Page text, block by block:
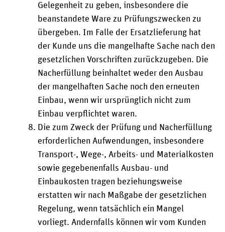
Gelegenheit zu geben, insbesondere die
beanstandete Ware zu Prüfungszwecken zu
übergeben. Im Falle der Ersatzlieferung hat
der Kunde uns die mangelhafte Sache nach den
gesetzlichen Vorschriften zurückzugeben. Die
Nacherfüllung beinhaltet weder den Ausbau
der mangelhaften Sache noch den erneuten
Einbau, wenn wir ursprünglich nicht zum
Einbau verpflichtet waren.
Die zum Zweck der Prüfung und Nacherfüllung
erforderlichen Aufwendungen, insbesondere
Transport-, Wege-, Arbeits- und Materialkosten
sowie gegebenenfalls Ausbau- und
Einbaukosten tragen beziehungsweise
erstatten wir nach Maßgabe der gesetzlichen
Regelung, wenn tatsächlich ein Mangel
vorliegt. Andernfalls können wir vom Kunden